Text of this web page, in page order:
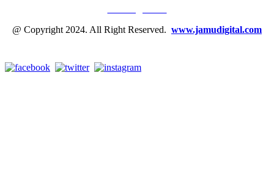
@ Copyright 2024. All Right Reserved. www.jamudigital.com